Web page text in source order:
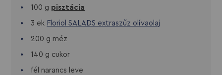
100 g pisztácia
3 ek Floriol SALADS extraszűz olívaolaj
200 g méz
140 g cukor
fél narancs leve